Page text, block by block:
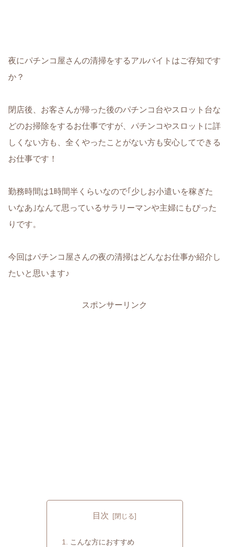
夜にパチンコ屋さんの清掃をするアルバイトはご存知です
か？
閉店後、お客さんが帰った後のパチンコ台やスロット台な
どのお掃除をするお仕事ですが、パチンコやスロットに詳
しくない方も、全くやったことがない方も安心してできる
お仕事です！
勤務時間は1時間半くらいなので｢少しお小遣いを稼ぎた
いなあ｣なんて思っているサラリーマンや主婦にもぴった
りです。
今回はパチンコ屋さんの夜の清掃はどんなお仕事か紹介し
たいと思います♪
スポンサーリンク
目次
こんな方におすすめ